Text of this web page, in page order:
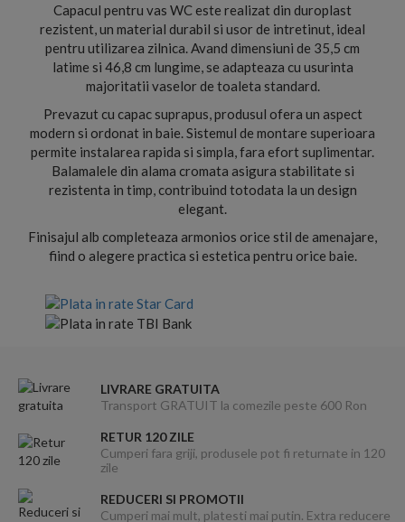
Capacul pentru vas WC este realizat din duroplast
rezistent, un material durabil si usor de intretinut, ideal
pentru utilizarea zilnica. Avand dimensiuni de 35,5 cm
latime si 46,8 cm lungime, se adapteaza cu usurinta
majoritatii vaselor de toaleta standard.
Prevazut cu capac suprapus, produsul ofera un aspect
modern si ordonat in baie. Sistemul de montare superioara
permite instalarea rapida si simpla, fara efort suplimentar.
Balamalele din alama cromata asigura stabilitate si
rezistenta in timp, contribuind totodata la un design
elegant.
Finisajul alb completeaza armonios orice stil de amenajare,
fiind o alegere practica si estetica pentru orice baie.
LIVRARE GRATUITA
Transport GRATUIT la comezile peste 600 Ron
RETUR 120 ZILE
Cumperi fara griji, produsele pot fi returnate in 120
zile
REDUCERI SI PROMOTII
Cumperi mai mult, platesti mai putin. Extra reducere